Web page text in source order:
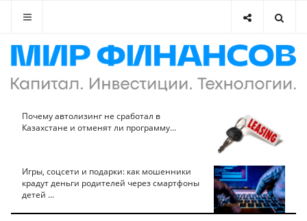
Почему автолизинг не сработал в
Казахстане и отменят ли программу...
Игры, соцсети и подарки: как мошенники
крадут деньги родителей через смартфоны
детей ...